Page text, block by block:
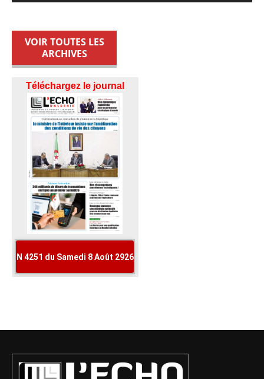
VOIR TOUTES LES
ARCHIVES